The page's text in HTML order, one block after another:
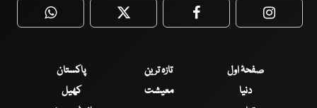
WhatsApp Twitter Facebook
صفحۂ اول تازہ ترین
پاکستان
دنیا
معیشت
کھیل